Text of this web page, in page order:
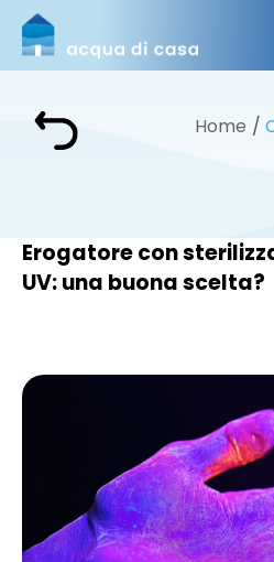
Home
Erogatore con
UV: una buona scelta?